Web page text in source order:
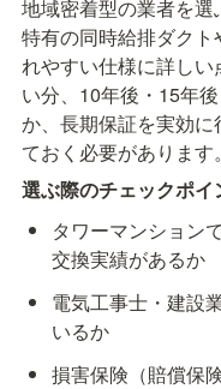
地域密着型の業者を
特有の同時給排ダク
れやすい仕様に詳し
い分、10年後・15年
か、長期保証を実効
ておく必要があります。
選ぶ際のチェックポイ
タワーマンション
交換実績があるか
電気工事士・建設
いるか
損害保険（賠償保